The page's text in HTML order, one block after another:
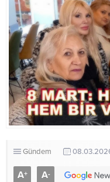
Gündem
A+ A-